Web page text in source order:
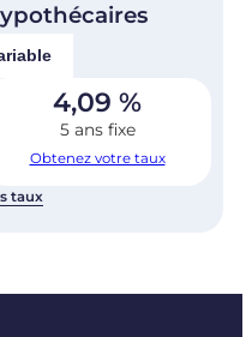
4,09 %
5 ans fixe
Obtenez votre taux
taux